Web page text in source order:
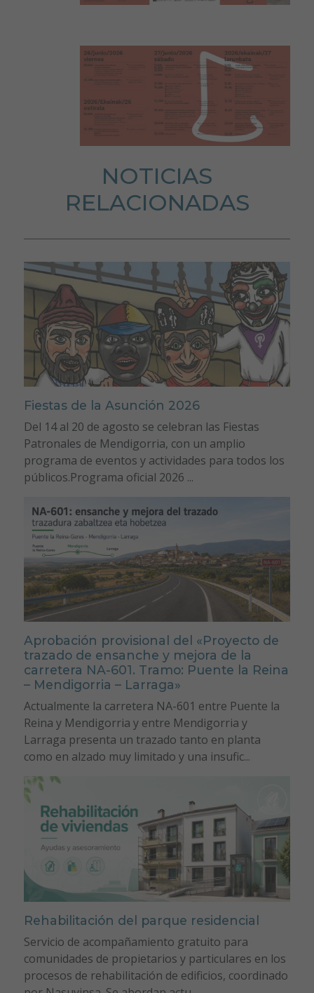
NOTICIAS
RELACIONADAS
Fiestas de la Asunción 2026
Del 14 al 20 de agosto se celebran las Fiestas
Patronales de Mendigorria, con un amplio
programa de eventos y actividades para todos los
públicos.Programa oficial 2026 ...
Aprobación provisional del «Proyecto de
trazado de ensanche y mejora de la
carretera NA-601. Tramo: Puente la Reina
– Mendigorria – Larraga»
Actualmente la carretera NA-601 entre Puente la
Reina y Mendigorria y entre Mendigorria y
Larraga presenta un trazado tanto en planta
como en alzado muy limitado y una insufic...
Rehabilitación del parque residencial
Servicio de acompañamiento gratuito para
comunidades de propietarios y particulares en los
procesos de rehabilitación de edificios, coordinado